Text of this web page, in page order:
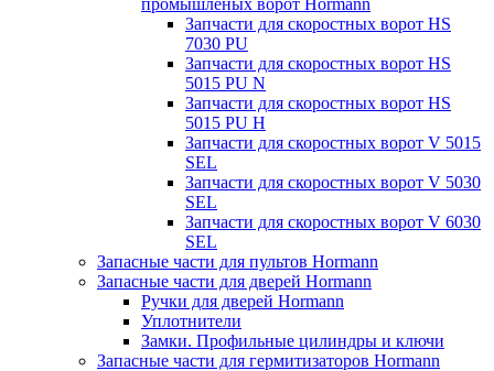
Запчасти для скоростных ворот HS
7030 PU
Запчасти для скоростных ворот HS
5015 PU N
Запчасти для скоростных ворот HS
5015 PU H
Запчасти для скоростных ворот V 5015
SEL
Запчасти для скоростных ворот V 5030
SEL
Запчасти для скоростных ворот V 6030
SEL
Запасные части для пультов Hormann
Запасные части для дверей Hormann
Ручки для дверей Hormann
Уплотнители
Замки. Профильные цилиндры и ключи
Запасные части для гермитизаторов Hormann